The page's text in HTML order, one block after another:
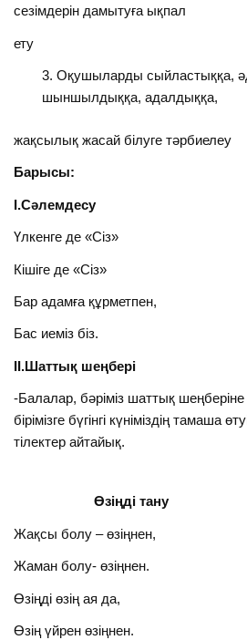
сезімдерін дамытуға ықпал
ету
Оқушыларды сыйластыққа,
шыншылдыққа, адалдыққа,
жақсылық жасай білуге тәрбиелеу
Барысы:
І.Сәлемдесу
Үлкенге де «Сіз»
Кішіге де «Сіз»
Бар адамға құрметпен,
Бас иеміз біз.
ІІ.Шаттық шеңбері
-Балалар, бәріміз шаттық
бірімізге бүгінгі күніміздің тамаша
тілектер айтайық.
Өзіңді тану
Жақсы болу – өзіңнен,
Жаман болу- өзіңнен.
Өзіңді өзің ая да,
Өзің үйрен өзіңнен.